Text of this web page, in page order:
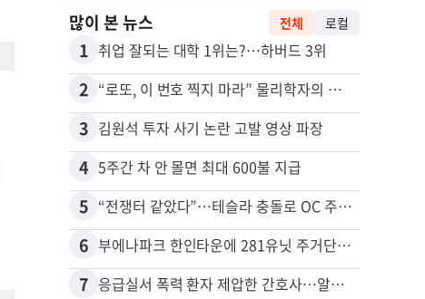
많이 본 뉴스 전체 로컬
1 취업 잘되는 대학 1위는?…하버드 3위
2 “로또, 이 번호 찍지 마라” 물리학자의 당첨금 높이는 비밀
3 김원석 투자 사기 논란 고발 영상 파장
4 5주간 차 안 몰면 최대 600불 지급
5 “전쟁터 같았다”…테슬라 충돌로 OC 주택 4채 파손
6 부에나파크 한인타운에 281유닛 주거단지 들어선다
7 응급실서 폭력 환자 제압한 간호사…알고 보니